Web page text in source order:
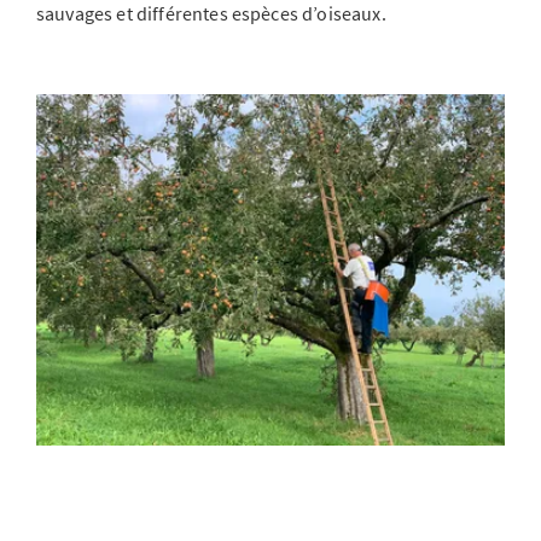
sauvages et différentes espèces d’oiseaux.